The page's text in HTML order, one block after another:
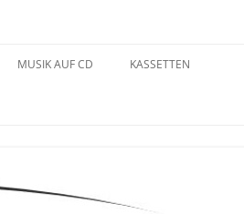
MUSIK AUF CD KASSETTEN